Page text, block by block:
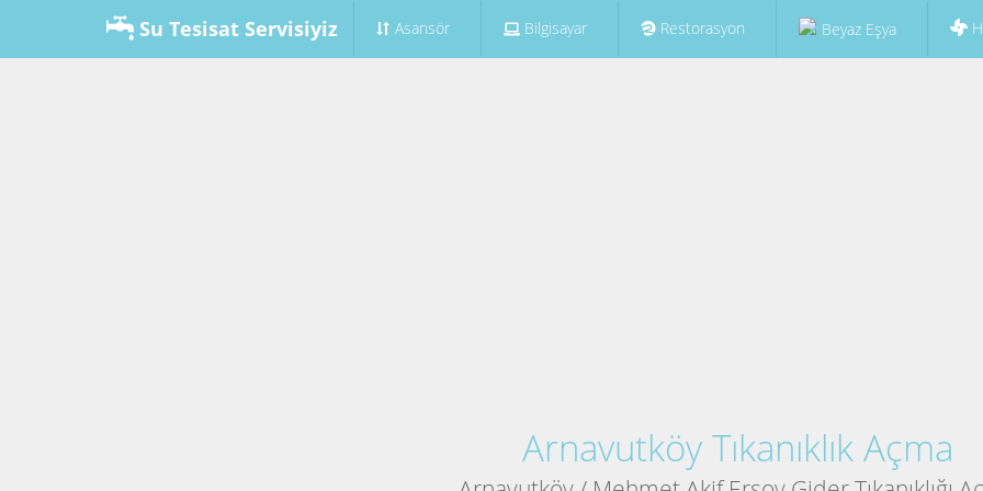
Su Tesisat Servisiyiz Asansör Bilgisayar Restorasyon Beyaz Eşya
Arnavutköy Tıkanıklık Açma